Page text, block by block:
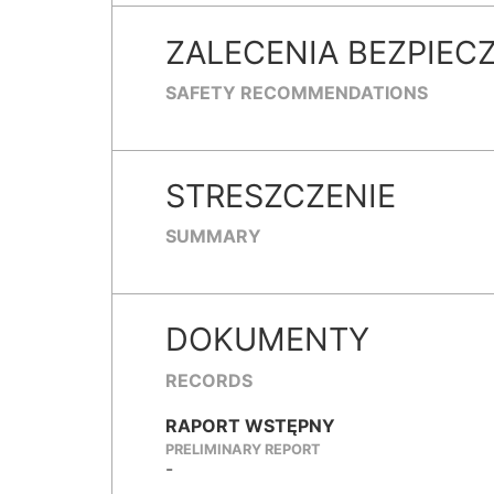
ZALECENIA
SAFETY RECOMMENDATIONS
STRESZCZENIE
SUMMARY
DOKUMENTY
RECORDS
RAPORT WSTĘPNY
PRELIMINARY REPORT
-